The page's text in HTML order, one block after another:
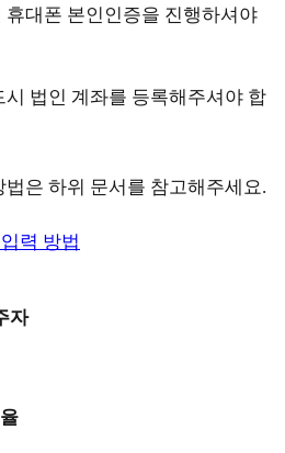
휴대폰 본인인증을 진행하셔야
법인 계좌를 등록해주셔야 합
은 하위 문서를 참고해주세요.
력 방법
자